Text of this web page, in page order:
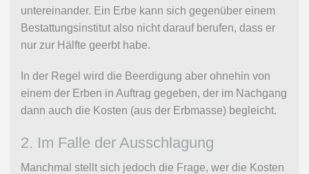
untereinander. Ein Erbe kann sich gegenüber einem
Bestattungsinstitut also nicht darauf berufen, dass er
nur zur Hälfte geerbt habe.
In der Regel wird die Beerdigung aber ohnehin von
einem der Erben in Auftrag gegeben, der im Nachgang
dann auch die Kosten (aus der Erbmasse) begleicht.
2. Im Falle der Ausschlagung
Manchmal stellt sich jedoch die Frage, wer die Kosten